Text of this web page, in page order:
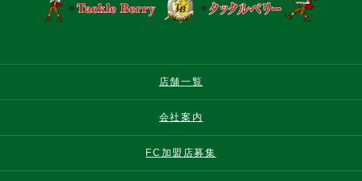
店舗一覧
会社案内
FC加盟店募集